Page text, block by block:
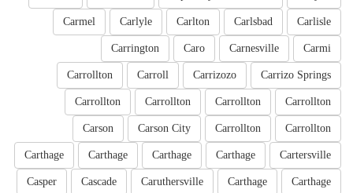
Carlisle
Carlsbad
Carlton
Carlyle
Carmel
Carmi
Carnesville
Caro
Carrington
Carrizo Springs
Carrizozo
Carroll
Carrollton
Carrollton
Carrollton
Carrollton
Carrollton
Carrollton
Carrollton
Carson City
Carson
Cartersville
Carthage
Carthage
Carthage
Carthage
Carthage
Carthage
Caruthersville
Cascade
Casper